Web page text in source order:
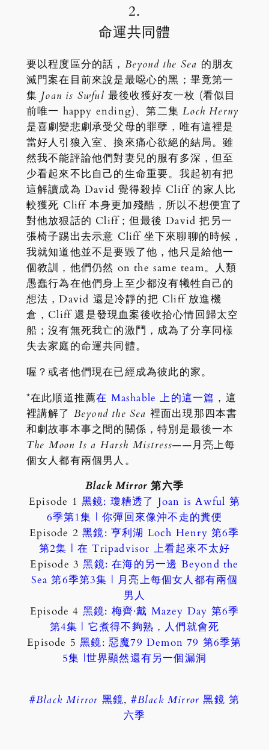
2.
命運共同體
要以程度區分的話， Beyond the Sea 的朋友
滅門案在目前來說是最噁心的黑；畢竟第一
集 Joan is Swful 最後收獲好友一枚 (看似目
前唯一 happy ending)、第二集Loch Herny
是喜劇變悲劇承受父母的罪孽，唯有這裡是
當好人引狼入室、換來痛心欲絕的結局。雖
然我不能評論他們對妻兒的服有多深，但至
少看起來不比自己的生命重要。我起初有把
這解讀成為 David 覺得殺掉 Cliff 的家人比
較獲死 Cliff 本身更加殘酷，所以不想便宜了
對他放狠話的 Cliff；但最後 David 把另一
張椅子踢出去示意 Cliff 坐下來聊聊的時候，
我就知道他並不是要毀了他，他只是給他一
個教訓，他們仍然 on the same team。人類
愚蠢行為在他們身上至少都沒有犧牲自己的
想法，David 還是冷靜的把 Cliff 放進機
倉，Cliff 還是發現血案後收拾心情回歸太空
船；沒有無死我亡的激鬥，成為了分享同樣
失去家庭的命運共同體。
喔？或者他們現在已經成為彼此的家。
*在此順道推薦在 Mashable 上的這一篇 ，這
裡講解了 Beyond the Sea 裡面出現那四本書
和劇故事本事之間的關係，特別是最後一本
The Moon Is a Harsh Mistress——月亮上每
個女人都有兩個男人。
Black Mirror 第六季
Episode 1黑鏡: 瓊糟透了 Joan is Awful 第
6季第1集 | 你彈回來像沖不走的糞便
Episode 2黑鏡: 亨利湖 Loch Henry 第6季
第2集 | 在 Tripadvisor 上看起來不太好
Episode 3黑鏡: 在海的另一邊 Beyond the
Sea 第6季第3集 | 月亮上每個女人都有兩個
男人
Episode 4 黑鏡: 梅齊·戴 Mazey Day 第6季
第4集 | 它煮得不夠熟，人們就會死
Episode 5黑鏡: 惡魔79 Demon 79 第6季第
5集 |世界顯然還有另一個漏洞
#Black Mirror 黑鏡, #Black Mirror 黑鏡 第
六季